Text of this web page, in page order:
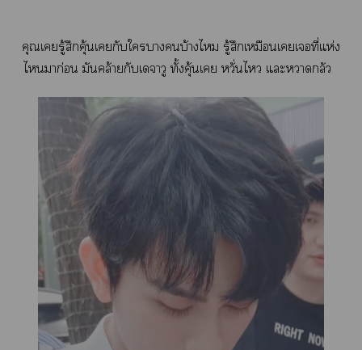
คุณเรู้สึกคุ้นเกับใาบ้างไ รู้สึกเหมือนเเที่แห่ง
ไมาก่อน มันคล้ายกับเจาวู ทั้งคุ้นเ หวั่นไ แะหวาดกลัว